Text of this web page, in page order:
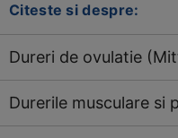
Citeste si despre:
Dureri de ovulatie
Durerile musculare si